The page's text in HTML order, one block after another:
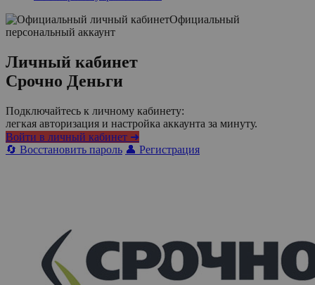
Официальный
персональный аккаунт
Личный кабинет
Срочно Деньги
Подключайтесь к личному кабинету:
легкая авторизация и настройка аккаунта за минуту.
Войти в личный кабинет ➜
🔄 Восстановить пароль 👤 Регистрация